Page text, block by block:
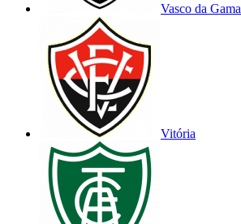
Vasco da Gama
Vitória